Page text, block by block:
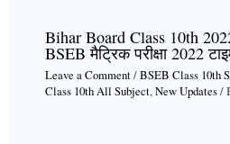
Bihar Board Class 10th
BSEB मैट्रिक परीक्षा 2022
Leave a Comment/BSEB Class 10th
Class 10th All Subject,New Updates/